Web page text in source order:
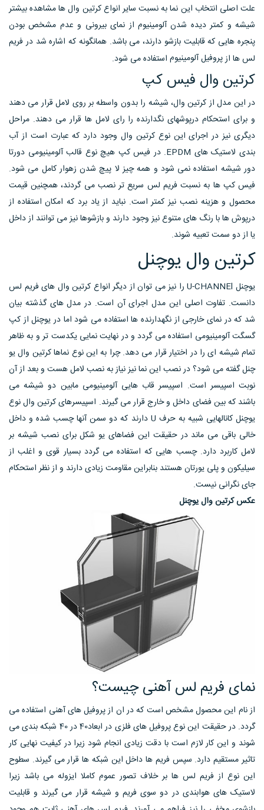
علت اصلی انتخاب این نما به نسبت سایر انواع کرتین وال ها مشاهده بیشتر
شیشه و کمتر دیده شدن آلومینیوم از نمای بیرونی و عدم مشخص بودن
پنجره هایی که قابلیت بازشو دارند، می باشد. همانگونه که اشاره شد در فریم
لس ها ازپروفیل آلومینیوم استفاده می شود.
کرتین وال فیس کپ
در این مدل از کرتین وال، شیشه را بدون واسطه بر روی لامل قرار می دهند
و برای استحکام درپوشهای نگدارنده را رای لامل ها قرار می دهند. مراحل
دیگری نیز در اجرای این نوع کرتین وال وجود دارد که عبارت است از آب
بندی لاستیک های EPDM. در فیس کپ هیچ نوع قالب آلومینیومی دورتا
دور شیشه استفاده نمی شود و همه چیز لا پیچ شدن زهوار کامل می شود.
فیس کپ ها به نسبت فریم لس سریع تر نصب می گردند، همچنین قیمت
محصول و هزینه نصب نیز کمتر است. نباید از یاد برد که امکان استفاده از
درپوش ها با رنگ های متنوع نیز وجود دارند و بازشوها نیز می توانند از داخل
یا از دو سمت تعبیه شوند.
کرتین وال یوچنل
یوچنل U-CHANNEl را نیز می توان از دیگر انواع کرتین وال های فریم لس
دانست. تفاوت اصلی این مدل اجرای آن است. در مدل های گذشته بیان
شد که در نمای خارجی از نگهدارنده ها استفاده می شود اما در یوچنل از کپ
گسگت آلومینیومی استفاده می گردد و در نهایت نمایی یکدست تر و به ظاهر
تمام شیشه ای را در اختیار قرار می دهد. چرا به این نوع نماها کرتین وال یو
چنل گفته می شود؟ در نصب این نما نیز نیاز به نصب لامل هست و بعد از آن
نوبت اسپیسر است. اسپیسر قاب هایی آلومینیومی مابین دو شیشه می
باشند که بین فضای داخل و خارج قرار می گیرند. اسپیسرهای کرتین وال نوع
یوچنل کانالهایی شبیه به حرف U دارند که دو سمن آنها چسب شده و داخل
خالی باقی می ماند در حقیقت این فضاهای یو شکل برای نصب شیشه بر
لامل کاربرد دارد. چسب هایی که استفاده می گردد بسیار قوی و اغلب از
سیلیکون و پلی یورتان هستند بنابراین مقاومت زیادی دارند و از نظر استحکام
جای نگرانی نیست.
عکس کرتین وال یوچنل
نمای فریم لس آهنی چیست؟
از نام این محصول مشخص است که در ان از پروفیل های آهنی استفاده می
گردد. در حقیقت این نوع پروفیل های فلزی در ابعاد40 در 40 شبکه بندی می
شوند و این کار لازم است با دقت زیادی انجام شود زیرا در کیفیت نهایی کار
تاثیر مستقیم دارد. سپس فریم ها داخل این شبکه ها قرار می گیرند. سطوح
این نوع از فریم لس ها بر خلاف تصور عموم کاملا ایزوله می باشد زیرا
لاستیک های هوابندی در دو سوی فریم و شیشه قرار می گیرند و قابلیت